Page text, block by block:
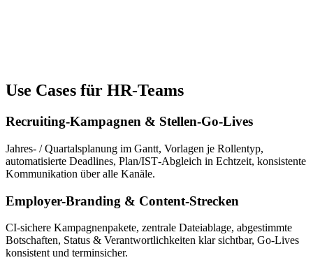
Use Cases für HR‑Teams
Recruiting-Kampagnen & Stellen-Go-Lives
Jahres‑ / Quartalsplanung im Gantt, Vorlagen je Rollentyp,
automatisierte Deadlines, Plan/IST‑Abgleich in Echtzeit, konsistente
Kommunikation über alle Kanäle.
Employer-Branding & Content-Strecken
CI‑sichere Kampagnenpakete, zentrale Dateiablage, abgestimmte
Botschaften, Status & Verantwortlichkeiten klar sichtbar, Go‑Lives
konsistent und terminsicher.